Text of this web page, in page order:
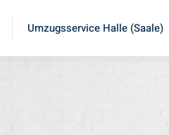
Umzugsservice Halle (Saale)